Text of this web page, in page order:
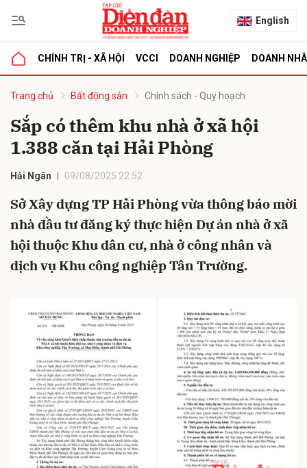
English
CHÍNH TRỊ - XÃ HỘI VCCI DOANH NGHIỆP DOANH
Trang chủ Bất động sản Chính sách - Quy hoạch
Sắp có thêm khu nhà ở xã hội
1.388 căn tại Hải Phòng
Hải Ngân 09/08/2025 22:52
Sở Xây dựng TP Hải Phòng vừa thông báo mời
nhà đầu tư đăng ký thực hiện Dự án nhà ở xã
hội thuộc Khu dân cư, nhà ở công nhân và
dịch vụ Khu công nghiệp Tân Trường.
luận
Hủy